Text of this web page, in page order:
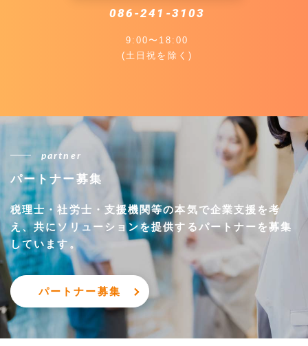
086-241-3103
9:00〜18:00
(土日祝を除く)
partner
パートナー募集
税理士・社労士・支援機関等の本気で企業支援を考
え、共にソリューションを提供するパートナーを募集
しています。
パートナー募集